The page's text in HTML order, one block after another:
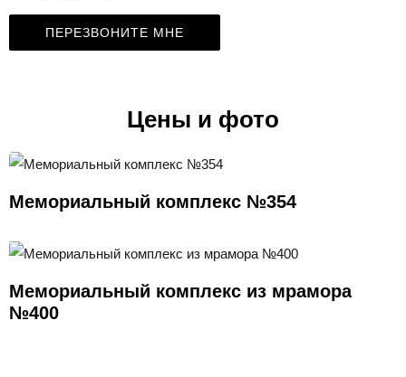
Цены и фото
Мемориальный комплекс №354
Мемориальный комплекс из мрамора
№400